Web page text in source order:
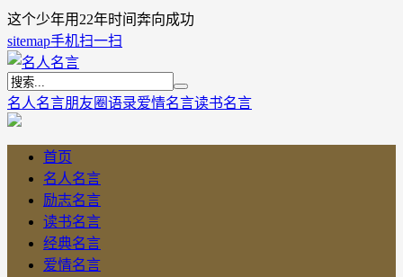
这个少年用22年时间奔向成功
sitemap手机扫一扫
名人名言朋友圈语录爱情名言读书名言
首页
名人名言
励志名言
读书名言
经典名言
爱情名言